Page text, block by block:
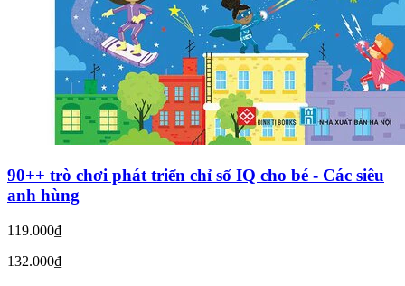
90++ trò chơi phát triển chỉ số IQ cho bé - Các siêu
anh hùng
119.000₫
132.000₫